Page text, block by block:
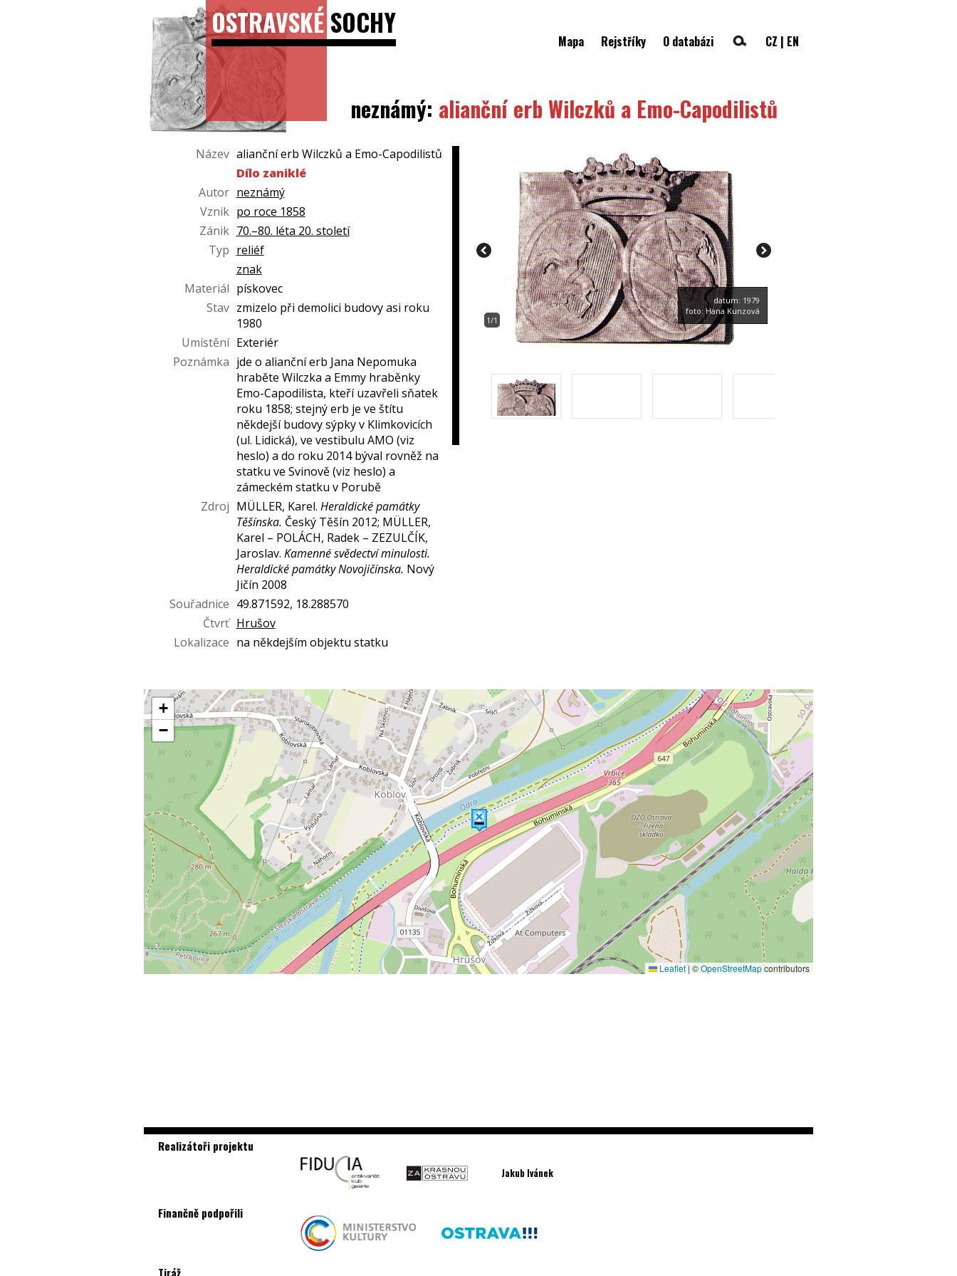
OSTRAVSKÉSOCHY
Mapa Rejstříky O databázi CZ | EN
neznámý: alianční erb Wilczků a Emo-Capodilistů
Název alianční erb Wilczků a Emo-Capodilistů
Dílo zaniklé
Autor neznámý
Vznik po roce 1858
Zánik 70.–80. léta 20. století
Typ reliéf
znak
Materiál pískovec
Stav zmizelo při demolici budovy asi roku
1980
Umístění Exteriér
Poznámka jde o alianční erb Jana Nepomuka
hraběte Wilczka a Emmy hraběnky
Emo-Capodilista, kteří uzavřeli sňatek
roku 1858; stejný erb je ve štítu
někdejší budovy sýpky v Klimkovicích
(ul. Lidická), ve vestibulu AMO (viz
heslo) a do roku 2014 býval rovněž na
statku ve Svinově (viz heslo) a
zámeckém statku v Porubě
Zdroj MÜLLER, Karel. Heraldické památky
Těšínska. Český Těšín 2012; MÜLLER,
Karel – POLÁCH, Radek – ZEZULČÍK,
Jaroslav. Kamenné svědectví minulosti.
Heraldické památky Novojičínska. Nový
Jičín 2008
Souřadnice 49.871592, 18.288570
Čtvrť Hrušov
Lokalizace na někdejším objektu statku
1/1
datum: 1979
foto: Hana Kunzová
+
−
Leaflet | ©OpenStreetMapcontributors
Realizátoři projektu
Jakub Ivánek
Finančně podpořili
Tiráž